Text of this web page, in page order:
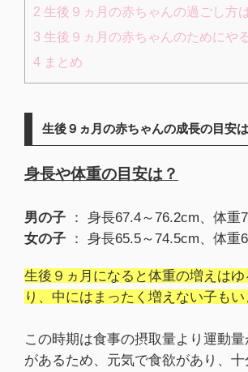
2 生後９ヵ月の赤ちゃんの過ごし方
3 生後９ヵ月の赤ちゃんのためにや
4 まとめ
生後９ヵ月の赤ちゃんの成長の目安
身長や体重の目安は？
男の子 ： 身長67.4～76.2cm、体重
女の子 ： 身長65.5～74.5cm、体重
生後９ヵ月になると体重の増えはゆ
り、中にはまったく増えない子もい
この時期は食事の摂取量より運動量
があるため、元気で食欲があり、